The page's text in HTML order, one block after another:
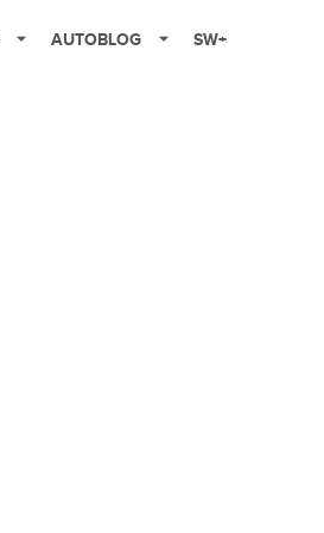
AUTOBLOG SW+